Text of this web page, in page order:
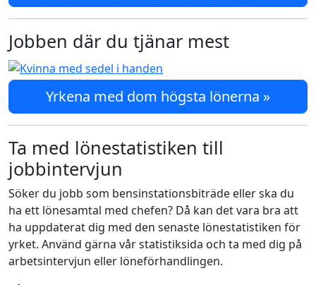
Jobben där du tjänar mest
Yrkena med dom högsta lönerna »
Ta med lönestatistiken till
jobbintervjun
Söker du jobb som bensinstationsbiträde eller ska du
ha ett lönesamtal med chefen? Då kan det vara bra att
ha uppdaterat dig med den senaste lönestatistiken för
yrket. Använd gärna vår statistiksida och ta med dig på
arbetsintervjun eller löneförhandlingen.